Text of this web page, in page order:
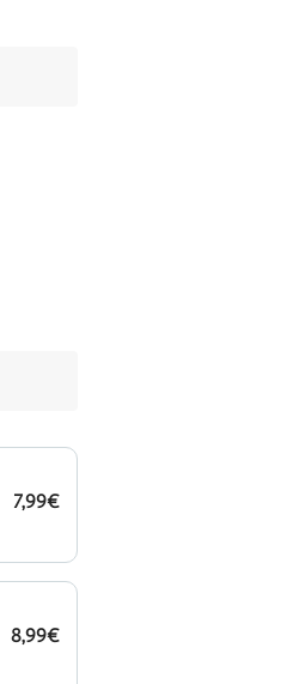
7,99€
8,99€